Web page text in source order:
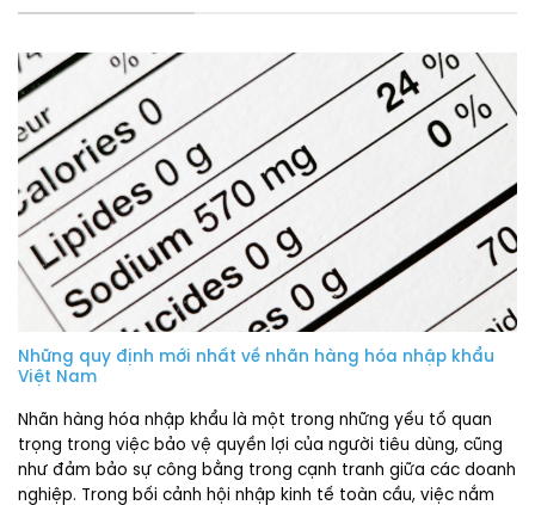
Những quy định mới nhất về nhãn hàng hóa nhập khẩu
Việt Nam
Nhãn hàng hóa nhập khẩu là một trong những yếu tố quan
trọng trong việc bảo vệ quyền lợi của người tiêu dùng, cũng
như đảm bảo sự công bằng trong cạnh tranh giữa các doanh
nghiệp. Trong bối cảnh hội nhập kinh tế toàn cầu, việc nắm